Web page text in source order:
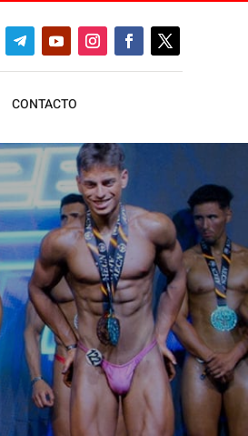
CONTACTO